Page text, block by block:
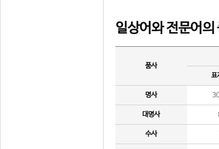
일상어와 전문어의
품사
표
명사
대명사
수사